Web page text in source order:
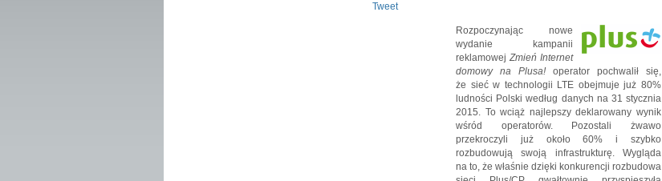
Tweet
Rozpoczynając nowe
wydanie kampanii
reklamowej Zmień Internet
domowy na Plusa! operator pochwalił się,
że sieć w technologii LTE obejmuje już 80%
ludności Polski według danych na 31 stycznia
2015. To wciąż najlepszy deklarowany wynik
wśród operatorów. Pozostali żwawo
przekroczyli już około 60% i szybko
rozbudowują swoją infrastrukturę. Wygląda
na to, że właśnie dzięki konkurencji rozbudowa